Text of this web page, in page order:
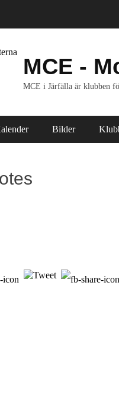
MCE -
MCE i Järfälla är klubben
Bilder